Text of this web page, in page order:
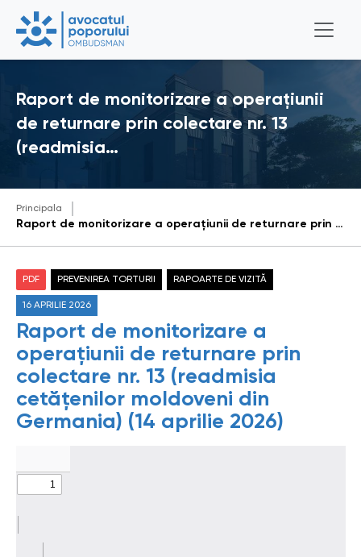
Raport de monitorizare a operațiunii
de returnare prin colectare nr. 13
(readmisia…
Principala
Raport de monitorizare a operațiunii de returnare prin colectare nr. 13 (readmisia cetățenilor moldoveni din Germania) (14 aprilie 2026)
PDF PREVENIREA TORTURII RAPOARTE DE VIZITĂ
16 APRILIE 2026
Raport de monitorizare a
operațiunii de returnare prin
colectare nr. 13 (readmisia
cetățenilor moldoveni din
Germania) (14 aprilie 2026)